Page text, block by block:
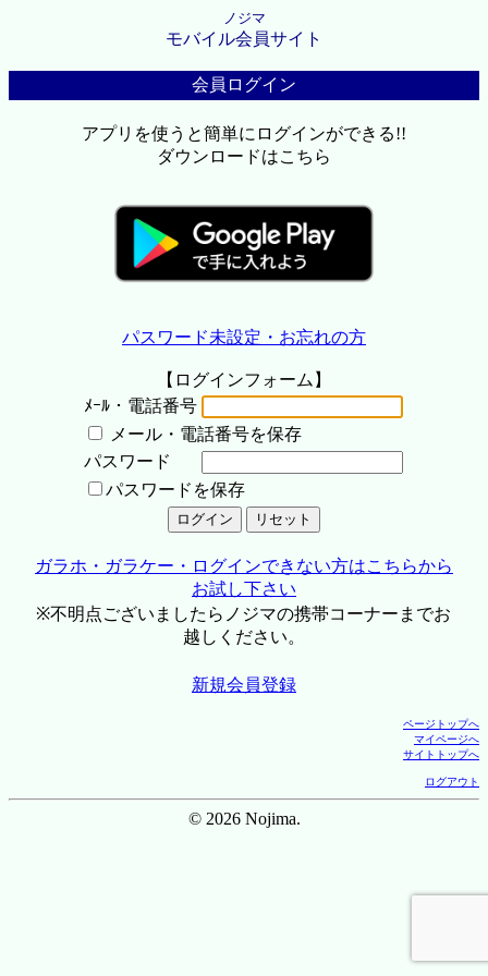
ノジマ
モバイル会員サイト
会員ログイン
アプリを使うと簡単にログインができる!!
ダウンロードはこちら
パスワード未設定・お忘れの方
【ログインフォーム】
ﾒｰﾙ・電話番号
メール・電話番号を保存
パスワード
パスワードを保存
ガラホ・ガラケー・ログインできない方はこちらから
お試し下さい
※不明点ございましたらノジマの携帯コーナーまでお
越しください。
新規会員登録
ページトップへ
マイページへ
サイトトップへ
ログアウト
© 2026 Nojima.